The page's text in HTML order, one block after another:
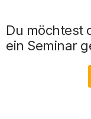
Du möchtest
ein Seminar